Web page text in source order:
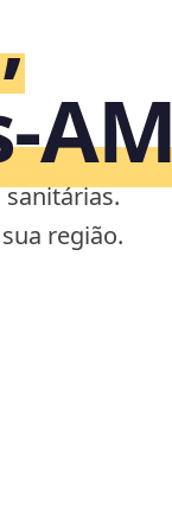
região.